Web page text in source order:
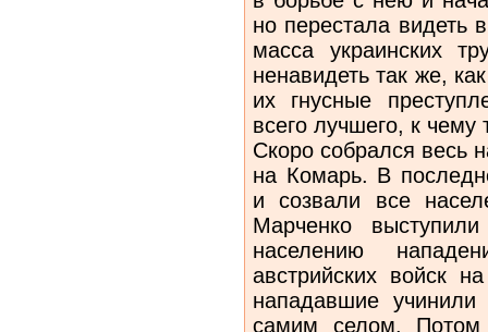
но перестала видеть
масса украинских
ненавидеть так же,
их гнусные
всего лучшего, к чему
Скоро собрался весь
на Комарь. В
и созвали все
Марченко
населению
австрийских войск
нападавшие
самим селом. Потом